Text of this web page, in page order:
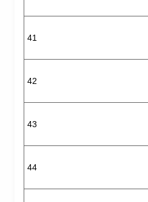
41
42
43
44